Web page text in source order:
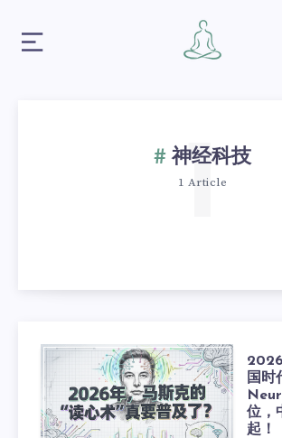
神经科技
1 Article
1
国时
位，
起！